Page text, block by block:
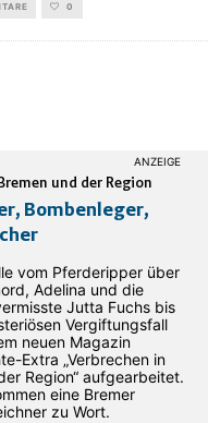
0
und der Region
Bombenleger,
vom Pferderipper über
Adelina und die
Jutta Fuchs bis
Vergiftungsfall
neuen Magazin
Extra „Verbrechen in
Region“ aufgearbeitet.
eine Bremer
zu Wort.